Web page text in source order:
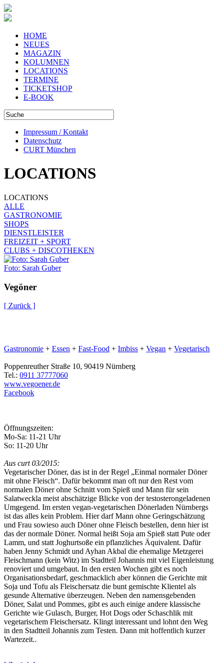
HOME
NEUES
MAGAZIN
KOLUMNEN
LOCATIONS
TERMINE
TICKETSHOP
E-BOOK
Impressum / Kontakt
Datenschutz
CURT München
LOCATIONS
LOCATIONS
ALLE
GASTRONOMIE
SHOPS
DIENSTLEISTER
FREIZEIT + SPORT
CLUBS + DISCOTHEKEN
Foto: Sarah Guber
Vegöner
[ Zurück ]
Gastronomie + Essen + Fast-Food + Imbiss + Vegan + Vegetarisch
Poppenreuther Straße 10, 90419 Nürnberg
Tel.: 0911 37777060
www.vegoener.de
Facebook
Öffnungszeiten:
Mo-Sa: 11-21 Uhr
So: 11-20 Uhr
Aus curt 03/2015:
Vegetarischer Döner, das ist in der Regel „Einmal normaler Döner
mit ohne Fleisch“. Dafür bekommt man oft nur den Rest vom
normalen Döner ohne Schnitt vom Spieß und Mann für sein
Salatweckla meist abschätzige Blicke von der testosterongeladenen
Umgegend. Im ersten vegan-vegetarischen Dönerladen Nürnbergs
ist das alles kein Problem. Hier darf Mann ohne Geringschätzung
und Frau sowieso auch Döner ohne Fleisch bestellen, denn hier ist
das der normale Döner. Normal heißt Soja am Spieß statt Pute oder
Lamm, und statt Joghurtsoße ein pflanzliches Äquivalent. Dafür
haben Jenny Schmidt und Ayhan Akbal die ehemalige Metzgerei
Fleischmann (kein Witz) im Stadtteil Johannis mit viel Eigenleistung
renoviert und umgebaut. In den ersten Wochen gibt es noch
Organisationsbedarf, geschmacklich aber können die Gerichte mit
Soja und Tofu als Fleischersatz die bunt gemischte Klientel als
gesunde Alternative überzeugen. Neben den namensgebenden
Döner, Salat und Pommes, gibt es auch einige andere klassische
Gerichte wie Gulasch, Burger, Hot Dogs oder Schaschlik mit
vegetarischem Fleischersatz. Klingt interessant und lohnt den Weg
in den Stadtteil Johannis zum Testen. Dann mit hoffentlich kurzer
Wartezeit..